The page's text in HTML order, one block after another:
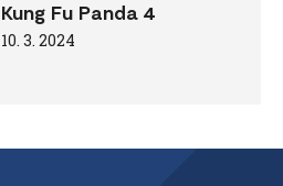
Kung Fu Panda 4
10. 3. 2024